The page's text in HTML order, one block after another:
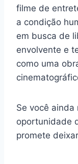
filme de
a condição
em busca de
envolvente e
como uma
Se você ainda
oportunidade
promete